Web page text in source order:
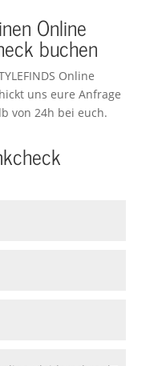
Online
buchen
Online
uns eure Anfrage
von 24h bei euch.